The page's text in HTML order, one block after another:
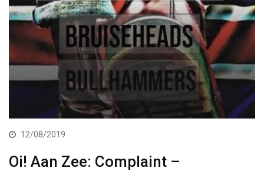
12/08/2019
Oi! Aan Zee: Complaint –